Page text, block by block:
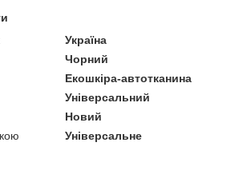
Україна
Чорний
Екошкіра-автотканина
Універсальний
Новий
Універсальне